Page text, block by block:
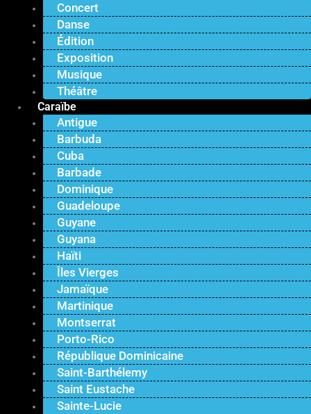
Concert
Danse
Édition
Exposition
Musique
Théâtre
Caraïbe
Antigue
Barbuda
Cuba
Barbade
Dominique
Guadeloupe
Guyane
Guyana
Haïti
Îles Vierges
Jamaïque
Martinique
Montserrat
Porto-Rico
République Dominicaine
Saint-Barthélemy
Saint Eustache
Sainte-Lucie